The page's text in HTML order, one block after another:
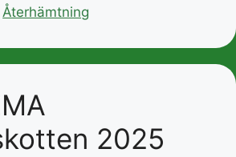
Återhämtning
2025